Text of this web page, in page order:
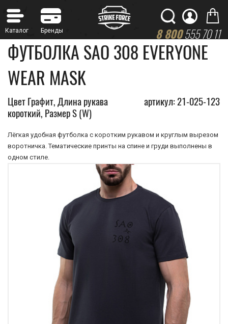
8 800555 70 11
ФУТБОЛКА SAO 308 EVERYONE
WEAR MASK
Цвет Графит, Длина рукава
короткий, Размер S (W)
артикул: 21-025-123
Лёгкая удобная футболка с коротким рукавом и круглым вырезом
воротничка. Тематические принты на спине и груди выполнены в
одном стиле.